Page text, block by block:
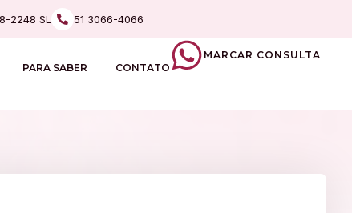
2248 SL 51 3066-4066
PARA SABER CONTATO
MARCAR CONSULTA